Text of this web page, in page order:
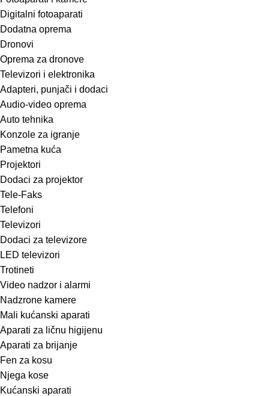
Digitalni fotoaparati
Dodatna oprema
Dronovi
Oprema za dronove
Televizori i elektronika
Adapteri, punjači i dodaci
Audio-video oprema
Auto tehnika
Konzole za igranje
Pametna kuća
Projektori
Dodaci za projektor
Tele-Faks
Telefoni
Televizori
Dodaci za televizore
LED televizori
Trotineti
Video nadzor i alarmi
Nadzrone kamere
Mali kućanski aparati
Aparati za ličnu higijenu
Aparati za brijanje
Fen za kosu
Njega kose
Kućanski aparati